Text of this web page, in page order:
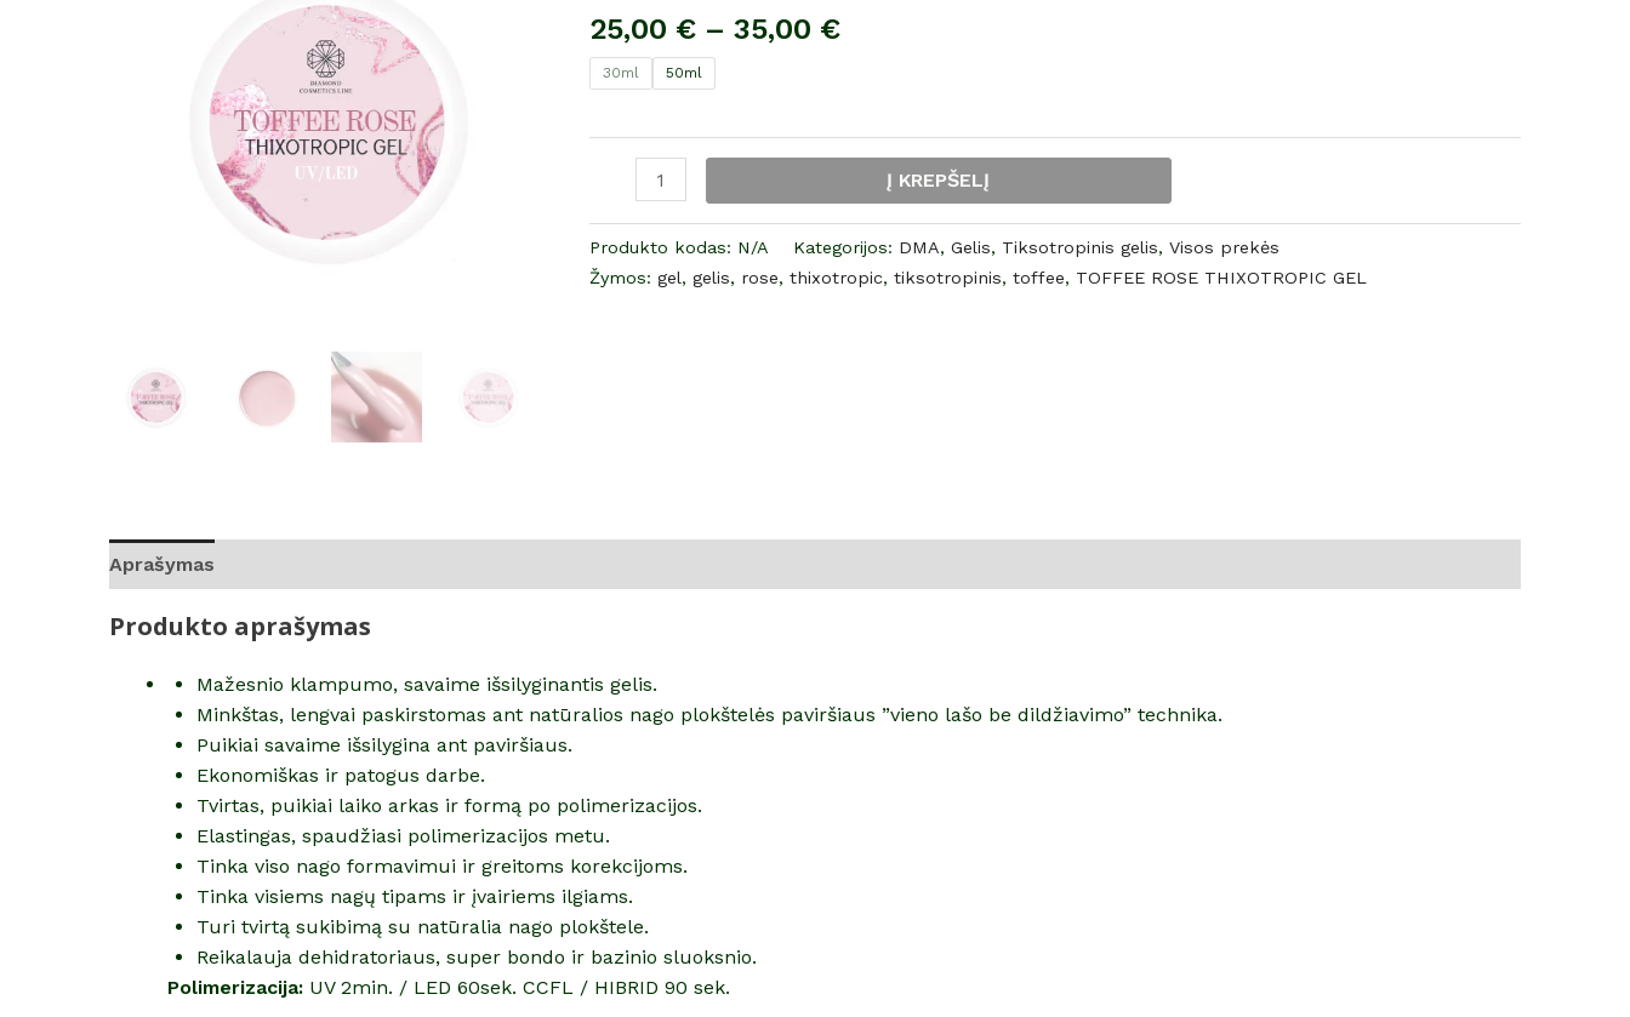
25,00 €– 35,00 €
30ml 50ml
TOFFEE
ROSE
THIXOTROPIC
30
50
ML
Į KREPŠELĮ
Produkto kodas: N/A Kategorijos: DMA, Gelis, Tiksotropinis gelis, Visos prekės
Žymos: gel, gelis, rose, thixotropic, tiksotropinis, toffee, TOFFEE ROSE THIXOTROPIC GEL
Aprašymas
Produkto aprašymas
Mažesnio klampumo, savaime išsilyginantis gelis.
Minkštas, lengvai paskirstomas ant natūralios nago plokštelės paviršiaus ”vieno lašo be dildžiavimo” technika.
Puikiai savaime išsilygina ant paviršiaus.
Ekonomiškas ir patogus darbe.
Tvirtas, puikiai laiko arkas ir formą po polimerizacijos.
Elastingas, spaudžiasi polimerizacijos metu.
Tinka viso nago formavimui ir greitoms korekcijoms.
Tinka visiems nagų tipams ir įvairiems ilgiams.
Turi tvirtą sukibimą su natūralia nago plokštele.
Reikalauja dehidratoriaus, super bondo ir bazinio sluoksnio.
Polimerizacija: UV 2min. / LED 60sek. CCFL / HIBRID 90 sek.